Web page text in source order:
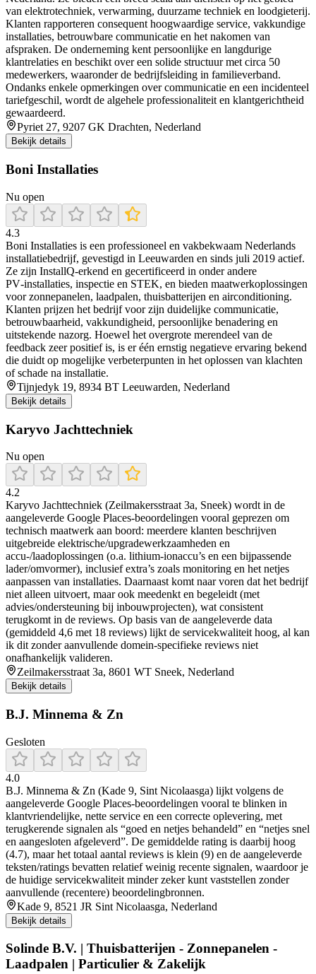
van elektrotechniek, verwarming, duurzame techniek en loodgieterij.
Klanten rapporteren consequent hoogwaardige service, vakkundige
installaties, betrouwbare communicatie en het nakomen van
afspraken. De onderneming kent persoonlijke en langdurige
klantrelaties en beschikt over een solide structuur met circa 50
medewerkers, waaronder de bedrijfsleiding in familieverband.
Ondanks enkele opmerkingen over communicatie en een incidenteel
tariefgeschil, wordt de algehele professionaliteit en klantgerichtheid
gewaardeerd.
Pyriet 27, 9207 GK Drachten, Nederland
Bekijk details
Boni Installaties
Nu open
4.3
Boni Installaties is een professioneel en vakbekwaam Nederlands
installatiebedrijf, gevestigd in Leeuwarden en sinds juli 2019 actief.
Ze zijn InstallQ‑erkend en gecertificeerd in onder andere
PV‑installaties, inspectie en STEK, en bieden maatwerkoplossingen
voor zonnepanelen, laadpalen, thuisbatterijen en airconditioning.
Klanten prijzen het bedrijf voor zijn duidelijke communicatie,
betrouwbaarheid, vakkundigheid, persoonlijke benadering en
uitstekende nazorg. Hoewel het overgrote merendeel van de
feedback zeer positief is, is er één ernstig negatieve ervaring bekend
die duidt op mogelijke verbeterpunten in het oplossen van klachten
of schade na installatie.
Tijnjedyk 19, 8934 BT Leeuwarden, Nederland
Bekijk details
Karyvo Jachttechniek
Nu open
4.2
Karyvo Jachttechniek (Zeilmakersstraat 3a, Sneek) wordt in de
aangeleverde Google Places-beoordelingen vooral geprezen om
technisch maatwerk aan boord: meerdere klanten beschrijven
uitgebreide elektrische/upgradewerkzaamheden en
accu-/laadoplossingen (o.a. lithium-ionaccu’s en een bijpassende
lader/omvormer), inclusief extra’s zoals monitoring en het netjes
aanpassen van installaties. Daarnaast komt naar voren dat het bedrijf
niet alleen uitvoert, maar ook meedenkt en begeleidt (met
advies/ondersteuning bij inbouwprojecten), wat consistent
terugkomt in de reviews. Op basis van de aangeleverde data
(gemiddeld 4,6 met 18 reviews) lijkt de servicekwaliteit hoog, al kan
ik dit zonder aanvullende domein-specifieke reviews niet
onafhankelijk valideren.
Zeilmakersstraat 3a, 8601 WT Sneek, Nederland
Bekijk details
B.J. Minnema & Zn
Gesloten
4.0
B.J. Minnema & Zn (Kade 9, Sint Nicolaasga) lijkt volgens de
aangeleverde Google Places-beoordelingen vooral te blinken in
klantvriendelijke, nette service en een correcte oplevering, met
terugkerende signalen als “goed en netjes behandeld” en “netjes snel
en aangesloten afgeleverd”. De gemiddelde rating is daarbij hoog
(4.7), maar het totaal aantal reviews is klein (9) en de aangeleverde
teksten/ratings bevatten relatief weinig recente signalen, waardoor je
de huidige servicekwaliteit minder zeker kunt vaststellen zonder
aanvullende (recentere) beoordelingbronnen.
Kade 9, 8521 JR Sint Nicolaasga, Nederland
Bekijk details
Solinde B.V. | Thuisbatterijen - Zonnepanelen -
Laadpalen | Particulier & Zakelijk